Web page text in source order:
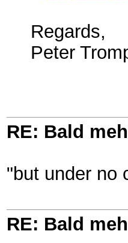
Regards,
Peter
RE: Bald
"but under no
RE: Bald